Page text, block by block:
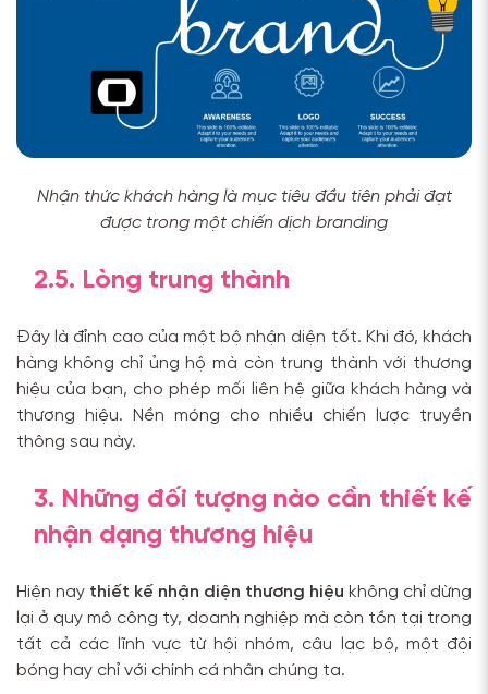
Nhận thức khách hàng là mục tiêu đầu tiên phải đạt
được trong một chiến dịch branding
2.5. Lòng trung thành
Đây là đỉnh cao của một bộ nhận diện tốt. Khi đó, khách
hàng không chỉ ủng hộ mà còn trung thành với thương
hiệu của bạn, cho phép mối liên hệ giữa khách hàng và
thương hiệu. Nền móng cho nhiều chiến lược truyền
thông sau này.
3. Những đối tượng nào cần thiết kế
nhận dạng thương hiệu
Hiện nay thiết kế nhận diện thương hiệu không chỉ dừng
lại ở quy mô công ty, doanh nghiệp mà còn tồn tại trong
tất cả các lĩnh vực từ hội nhóm, câu lạc bộ, một đội
bóng hay chỉ với chính cá nhân chúng ta.